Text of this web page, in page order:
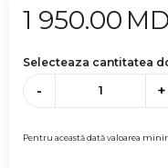
1 950.00
Selecteaza cantitatea
- +
Pentru această dată valoarea